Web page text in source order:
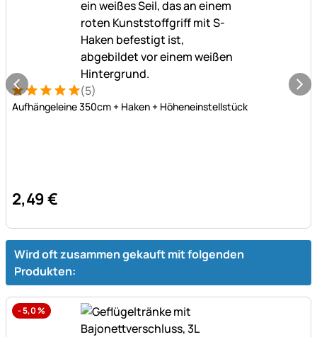
Bewertung: 5 von 5 (5 Bewertungen)
5 Bewertungen
(5)
Aufhängeleine 350cm + Haken + Höheneinstellstück
2,49€
Wird oft zusammen gekauft mit folgenden
Produkten:
-5,0%